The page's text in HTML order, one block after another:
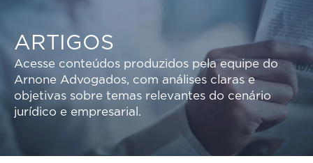
ARTIGOS
Acesse conteúdos produzidos pela equipe do
Arnone Advogados, com análises claras e
objetivas sobre temas relevantes do cenário
jurídico e empresarial.